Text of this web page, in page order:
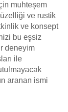
muhteşem
ve rustik
ve konsept
bu eşsiz
deneyim
ile
aranan ismi